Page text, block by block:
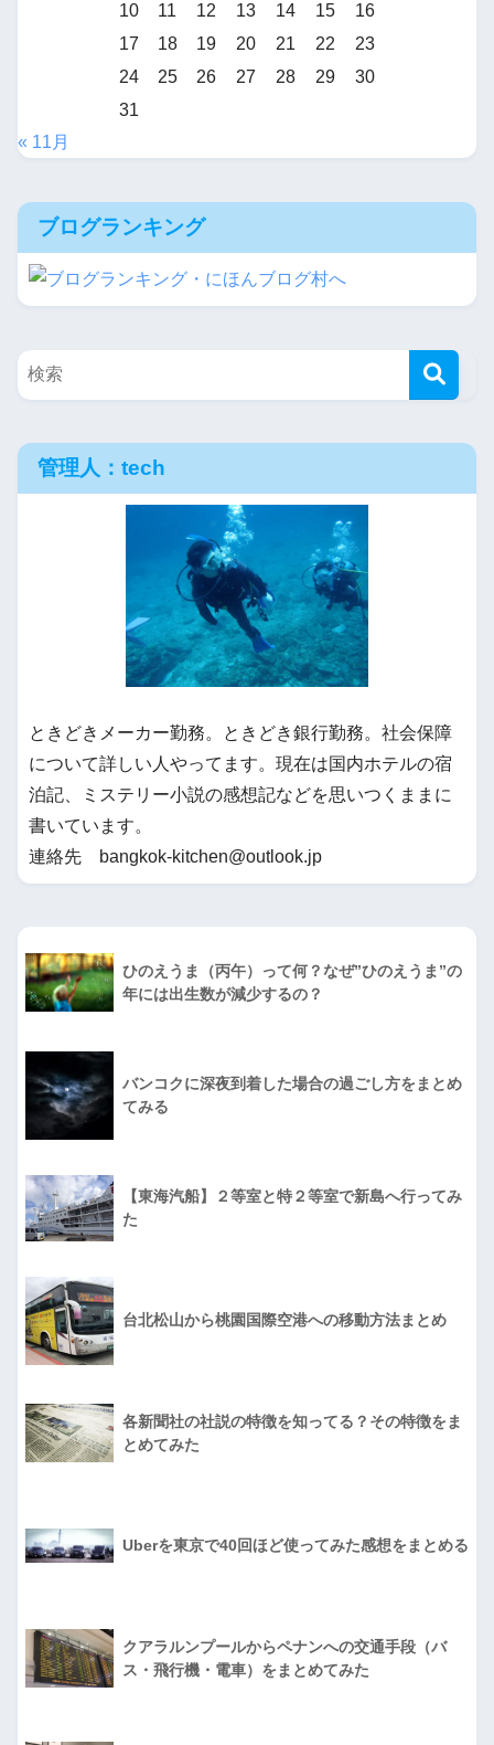
10
11 12 13 14 15
16
17
18 19 20 21 22
23
24
25 26 27 28 29
30
31
« 11月
ブログランキング
管理人：tech
ときどきメーカー勤務。ときどき銀行勤務。社会保障
について詳しい人やってます。現在は国内ホテルの宿
泊記、ミステリー小説の感想記などを思いつくままに
書いています。
連絡先 bangkok-kitchen@outlook.jp
ひのえうま（丙午）って何？なぜ”ひのえうま”の
年には出生数が減少するの？
バンコクに深夜到着した場合の過ごし方をまとめ
てみる
【東海汽船】２等室と特２等室で新島へ行ってみ
た
台北松山から桃園国際空港への移動方法まとめ
各新聞社の社説の特徴を知ってる？その特徴をま
とめてみた
Uberを東京で40回ほど使ってみた感想をまとめる
クアラルンプールからペナンへの交通手段（バ
ス・飛行機・電車）をまとめてみた